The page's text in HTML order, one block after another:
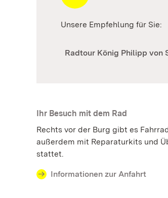
Unsere Empfehlung für Sie:
Radtour König Philipp von
Ihr Besuch mit dem Rad
Rechts vor der Burg gibt es
außerdem mit Repara­turkits und
stattet.
Informationen zur Anfahrt